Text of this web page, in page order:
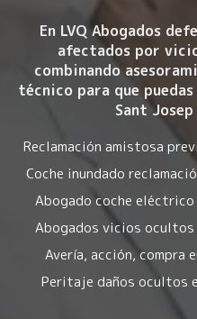
En LVQ Abogados
afectados por
combinando
técnico para que
Sant
Reclamación amistosa
Coche inundado
Abogado coche eléctrico
Abogados vicios ocultos
Avería, acción, compra
Peritaje daños ocultos